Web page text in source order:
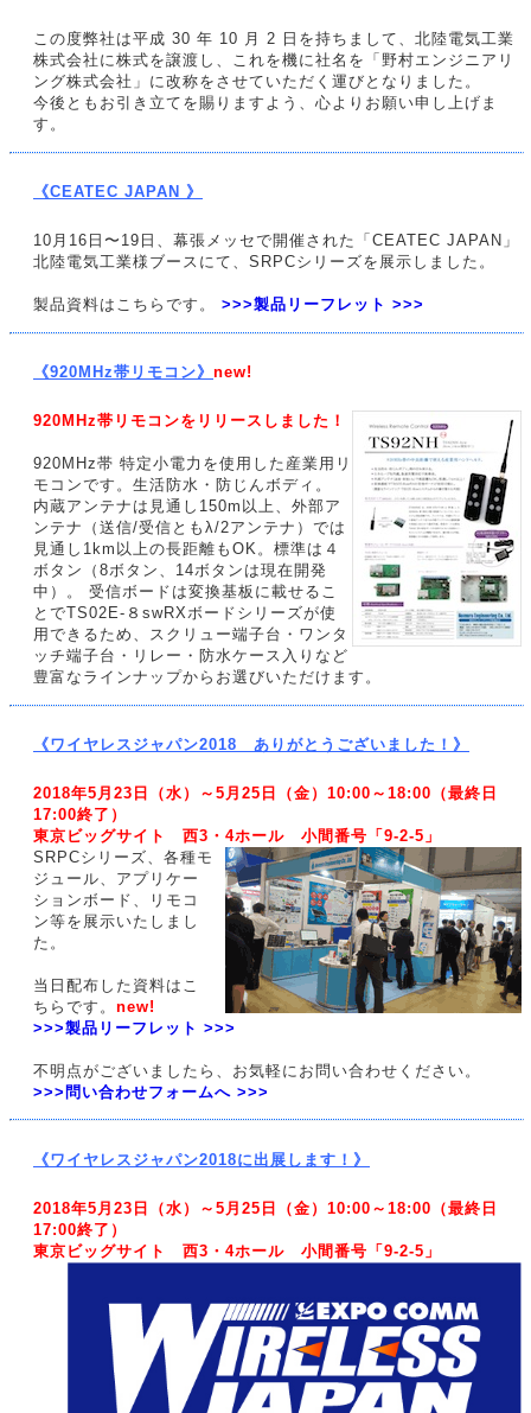
この度弊社は平成 30 年 10 月 2 日を持ちまして、北陸電気工業
株式会社に株式を譲渡し、これを機に社名を「野村エンジニアリ
ング株式会社」に改称をさせていただく運びとなりました。
今後ともお引き立てを賜りますよう、心よりお願い申し上げま
す。
《CEATEC JAPAN 》
10月16日〜19日、幕張メッセで開催された「CEATEC JAPAN」
北陸電気工業様ブースにて、SRPCシリーズを展示しました。
製品資料はこちらです。 >>>製品リーフレット >>>
《920MHz帯リモコン》 new!
920MHz帯リモコンをリリースしました！
920MHz帯 特定小電力を使用した産業用リ
モコンです。生活防水・防じんボディ。
内蔵アンテナは見通し150m以上、外部ア
ンテナ（送信/受信ともλ/2アンテナ）では
見通し1km以上の長距離もOK。標準は４
ボタン（8ボタン、14ボタンは現在開発
中）。 受信ボードは変換基板に載せるこ
とでTS02E-８swRXボードシリーズが使
用できるため、スクリュー端子台・ワンタ
ッチ端子台・リレー・防水ケース入りなど
豊富なラインナップからお選びいただけます。
《ワイヤレスジャパン2018 ありがとうございました！》
2018年5月23日（水）～5月25日（金）10:00～18:00（最終日
17:00終了）
東京ビッグサイト 西3・4ホール 小間番号「9-2-5」
SRPCシリーズ、各種モ
ジュール、アプリケー
ションボード、リモコ
ン等を展示いたしまし
た。
当日配布した資料はこ
ちらです。 new!
>>>製品リーフレット >>>
不明点がございましたら、お気軽にお問い合わせください。
>>>問い合わせフォームへ >>>
《ワイヤレスジャパン2018に出展します！》
2018年5月23日（水）～5月25日（金）10:00～18:00（最終日
17:00終了）
東京ビッグサイト 西3・4ホール 小間番号「9-2-5」